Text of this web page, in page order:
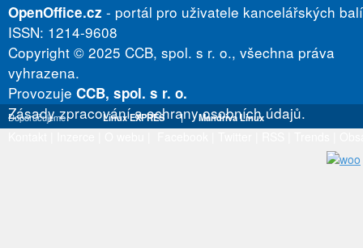
OpenOffice.cz - portál pro uživatele kancelářských
ISSN: 1214-9608
Copyright © 2025 CCB, spol. s r. o., všechna práva
vyhrazena.
Provozuje CCB, spol. s r. o.
Zásady zpracování a ochrany osobních údajů.
Doporučujeme Linux EXPRES | Mandriva Linux